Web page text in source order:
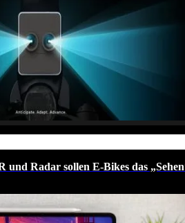
und Radar sollen E-Bikes das